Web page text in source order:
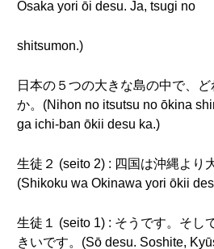
Ōsaka yori ōi desu. Ja, tsugi no
shitsumon.)
日本の５つの大きな島の中で、
か。(Nihon no itsutsu no ōkina
ga ichi-ban ōkii desu ka.)
生徒２ (seito 2) : 四国は沖縄より
(Shikoku wa Okinawa yori ōkii
生徒１ (seito 1) : そうです。そし
きいです。(Sō desu. Soshite,